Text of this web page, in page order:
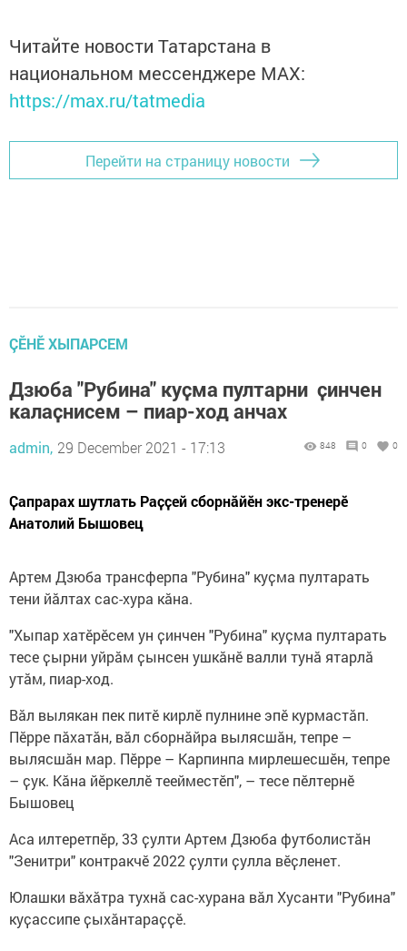
Читайте новости Татарстана в
национальном мессенджере MАХ:
https://max.ru/tatmedia
Перейти на страницу новости
ÇӖНӖ ХЫПАРСЕМ
Дзюба "Рубина" куҫма пултарни ҫинчен
калаҫнисем – пиар-ход анчах
admin, 29 December 2021 - 17:13 848 0 0
Ҫапрарах шутлать Раҫҫей сборнӑйӗн экс-тренерӗ
Анатолий Бышовец
Артем Дзюба трансферпа "Рубина" куҫма пултарать
тени йӑлтах сас-хура кӑна.
"Хыпар хатӗрӗсем ун ҫинчен "Рубина" куҫма пултарать
тесе ҫырни уйрӑм ҫынсен ушкӑнӗ валли тунӑ ятарлӑ
утӑм, пиар-ход.
Вӑл вылякан пек питӗ кирлӗ пулнине эпӗ курмастӑп.
Пӗрре пӑхатӑн, вӑл сборнӑйра вылясшӑн, тепре –
вылясшӑн мар. Пӗрре – Карпинпа мирлешесшӗн, тепре
– ҫук. Кӑна йӗркеллӗ теейместӗп", – тесе пӗлтернӗ
Бышовец
Аса илтеретпӗр, 33 ҫулти Артем Дзюба футболистӑн
"Зенитри" контракчӗ 2022 ҫулти ҫулла вӗҫленет.
Юлашки вӑхӑтра тухнӑ сас-хурана вӑл Хусанти "Рубина"
куҫассипе ҫыхӑнтараҫҫӗ.